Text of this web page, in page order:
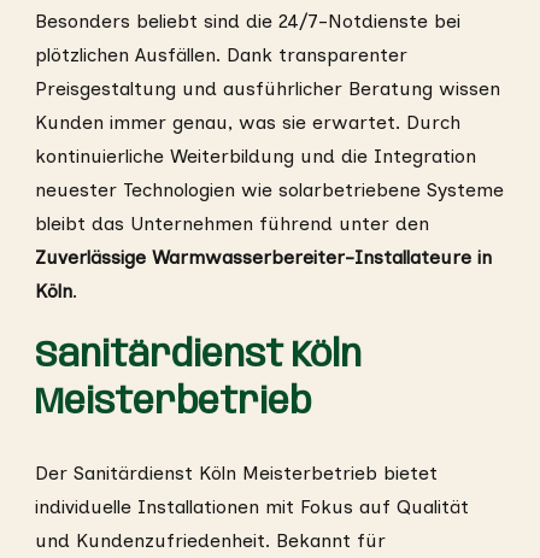
Besonders beliebt sind die 24/7-Notdienste bei
plötzlichen Ausfällen. Dank transparenter
Preisgestaltung und ausführlicher Beratung wissen
Kunden immer genau, was sie erwartet. Durch
kontinuierliche Weiterbildung und die Integration
neuester Technologien wie solarbetriebene Systeme
bleibt das Unternehmen führend unter den
Zuverlässige Warmwasserbereiter-Installateure in
Köln.
Sanitärdienst Köln
Meisterbetrieb
Der Sanitärdienst Köln Meisterbetrieb bietet
individuelle Installationen mit Fokus auf Qualität
und Kundenzufriedenheit. Bekannt für